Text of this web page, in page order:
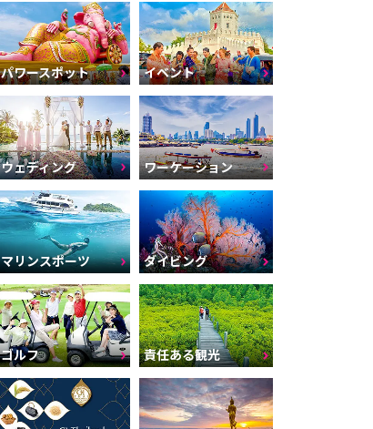
パワースポット イベント
ウェディング ワーケーション
マリンスポーツ ダイビング
ゴルフ 責任ある観光